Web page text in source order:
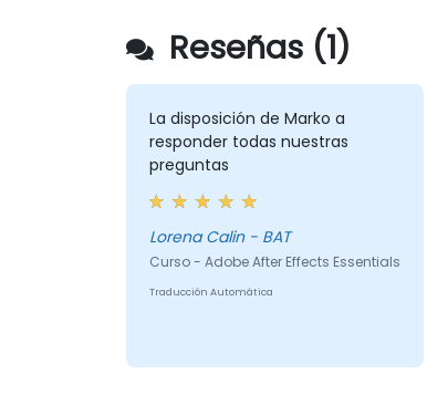
Reseñas (1)
La disposición de Marko a
responder todas nuestras
preguntas
Lorena Calin - BAT
Curso - Adobe After Effects Essentials
Traducción Automática